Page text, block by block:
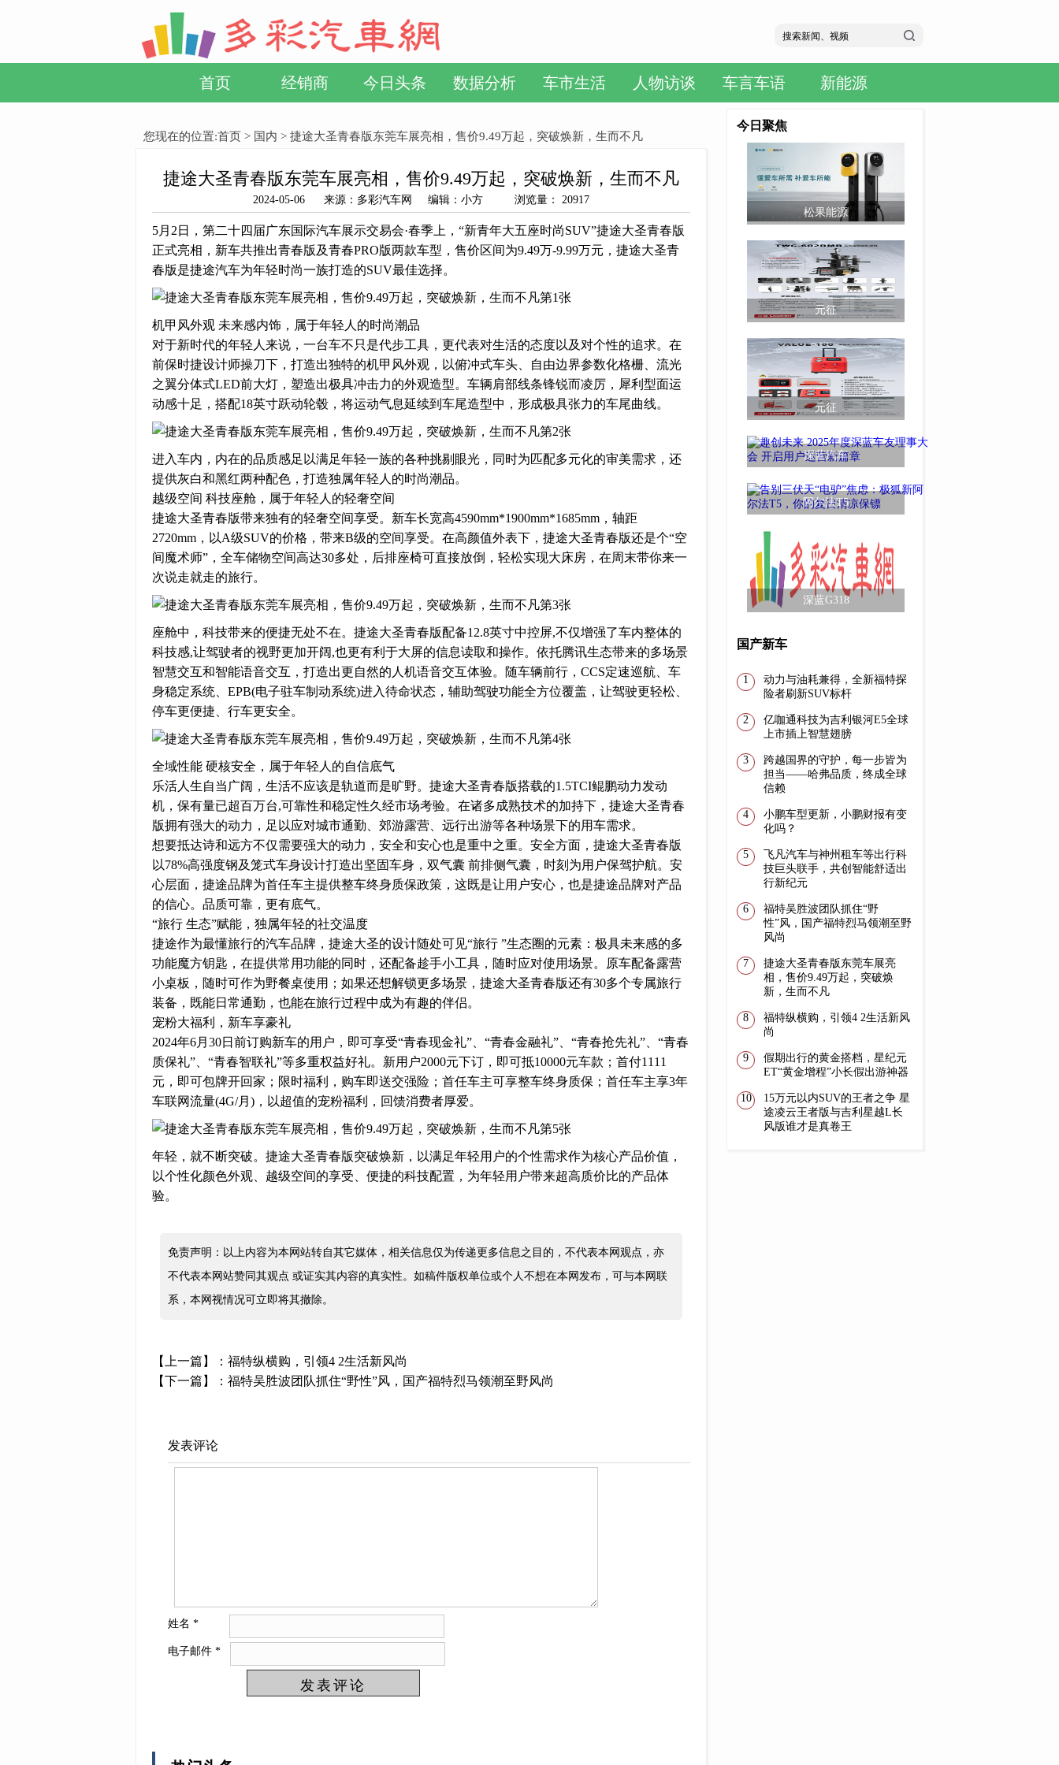
首页 经销商 今日头条 数据分析 车市生活 人物访谈 车言车语 新能源
您现在的位置:首页 > 国内 > 捷途大圣青春版东莞车展亮相，售价9.49万起，突破焕新，生而不凡
捷途大圣青春版东莞车展亮相，售价9.49万起，突破焕新，生而不凡
2024-05-06 来源：多彩汽车网 编辑：小方 浏览量： 20917
5月2日，第二十四届广东国际汽车展示交易会·春季上，“新青年大五座时尚SUV”捷途大圣青春版
正式亮相，新车共推出青春版及青春PRO版两款车型，售价区间为9.49万-9.99万元，捷途大圣青
春版是捷途汽车为年轻时尚一族打造的SUV最佳选择。
机甲风外观 未来感内饰，属于年轻人的时尚潮品
对于新时代的年轻人来说，一台车不只是代步工具，更代表对生活的态度以及对个性的追求。在
前保时捷设计师操刀下，打造出独特的机甲风外观，以俯冲式车头、自由边界参数化格栅、流光
之翼分体式LED前大灯，塑造出极具冲击力的外观造型。车辆肩部线条锋锐而凌厉，犀利型面运
动感十足，搭配18英寸跃动轮毂，将运动气息延续到车尾造型中，形成极具张力的车尾曲线。
进入车内，内在的品质感足以满足年轻一族的各种挑剔眼光，同时为匹配多元化的审美需求，还
提供灰白和黑红两种配色，打造独属年轻人的时尚潮品。
越级空间 科技座舱，属于年轻人的轻奢空间
捷途大圣青春版带来独有的轻奢空间享受。新车长宽高4590mm*1900mm*1685mm，轴距
2720mm，以A级SUV的价格，带来B级的空间享受。在高颜值外表下，捷途大圣青春版还是个“空
间魔术师”，全车储物空间高达30多处，后排座椅可直接放倒，轻松实现大床房，在周末带你来一
次说走就走的旅行。
座舱中，科技带来的便捷无处不在。捷途大圣青春版配备12.8英寸中控屏,不仅增强了车内整体的
科技感,让驾驶者的视野更加开阔,也更有利于大屏的信息读取和操作。依托腾讯生态带来的多场景
智慧交互和智能语音交互，打造出更自然的人机语音交互体验。随车辆前行，CCS定速巡航、车
身稳定系统、EPB(电子驻车制动系统)进入待命状态，辅助驾驶功能全方位覆盖，让驾驶更轻松、
停车更便捷、行车更安全。
全域性能 硬核安全，属于年轻人的自信底气
乐活人生自当广阔，生活不应该是轨道而是旷野。捷途大圣青春版搭载的1.5TCI鲲鹏动力发动
机，保有量已超百万台,可靠性和稳定性久经市场考验。在诸多成熟技术的加持下，捷途大圣青春
版拥有强大的动力，足以应对城市通勤、郊游露营、远行出游等各种场景下的用车需求。
想要抵达诗和远方不仅需要强大的动力，安全和安心也是重中之重。安全方面，捷途大圣青春版
以78%高强度钢及笼式车身设计打造出坚固车身，双气囊 前排侧气囊，时刻为用户保驾护航。安
心层面，捷途品牌为首任车主提供整车终身质保政策，这既是让用户安心，也是捷途品牌对产品
的信心。品质可靠，更有底气。
“旅行 生态”赋能，独属年轻的社交温度
捷途作为最懂旅行的汽车品牌，捷途大圣的设计随处可见“旅行 ”生态圈的元素：极具未来感的多
功能魔方钥匙，在提供常用功能的同时，还配备趁手小工具，随时应对使用场景。原车配备露营
小桌板，随时可作为野餐桌使用；如果还想解锁更多场景，捷途大圣青春版还有30多个专属旅行
装备，既能日常通勤，也能在旅行过程中成为有趣的伴侣。
宠粉大福利，新车享豪礼
2024年6月30日前订购新车的用户，即可享受“青春现金礼”、“青春金融礼”、“青春抢先礼”、“青春
质保礼”、“青春智联礼”等多重权益好礼。新用户2000元下订，即可抵10000元车款；首付1111
元，即可包牌开回家；限时福利，购车即送交强险；首任车主可享整车终身质保；首任车主享3年
车联网流量(4G/月)，以超值的宠粉福利，回馈消费者厚爱。
年轻，就不断突破。捷途大圣青春版突破焕新，以满足年轻用户的个性需求作为核心产品价值，
以个性化颜色外观、越级空间的享受、便捷的科技配置，为年轻用户带来超高质价比的产品体
验。
免责声明：以上内容为本网站转自其它媒体，相关信息仅为传递更多信息之目的，不代表本网观点，亦
不代表本网站赞同其观点 或证实其内容的真实性。如稿件版权单位或个人不想在本网发布，可与本网联
系，本网视情况可立即将其撤除。
【上一篇】： 福特纵横购，引领4 2生活新风尚
【下一篇】： 福特吴胜波团队抓住“野性”风，国产福特烈马领潮至野风尚
发表评论
姓名 *
电子邮件 *
今日聚焦
松果能源
元征
元征
深蓝汽车
阿尔法T5
深蓝G318
国产新车
动力与油耗兼得，全新福特探
险者刷新SUV标杆
亿咖通科技为吉利银河E5全球
上市插上智慧翅膀
跨越国界的守护，每一步皆为
担当——哈弗品质，终成全球
信赖
小鹏车型更新，小鹏财报有变
化吗？
飞凡汽车与神州租车等出行科
技巨头联手，共创智能舒适出
行新纪元
福特吴胜波团队抓住“野
性”风，国产福特烈马领潮至野
风尚
捷途大圣青春版东莞车展亮
相，售价9.49万起，突破焕
新，生而不凡
福特纵横购，引领4 2生活新风
尚
假期出行的黄金搭档，星纪元
ET“黄金增程”小长假出游神器
15万元以内SUV的王者之争 星
途凌云王者版与吉利星越L长
风版谁才是真卷王